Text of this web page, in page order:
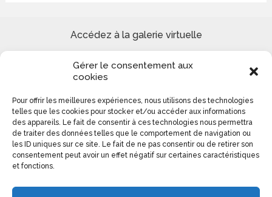
Gérer le consentement aux
cookies
Pour offrir les meilleures expériences, nous utilisons des technologies
telles que les cookies pour stocker et/ou accéder aux informations
des appareils. Le fait de consentir à ces technologies nous permettra
de traiter des données telles que le comportement de navigation ou
les ID uniques sur ce site. Le fait de ne pas consentir ou de retirer son
consentement peut avoir un effet négatif sur certaines caractéristiques
et fonctions.
Accédez à la galerie virtuelle
Site de peinture Reproduction tableaux de Maîtres et
Création paysages urbains et marins
Colomba Ducrot 0613140276